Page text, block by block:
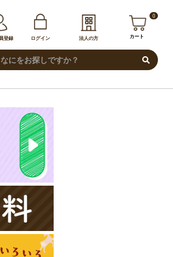
登録 ログイン 法人の方
0
カート